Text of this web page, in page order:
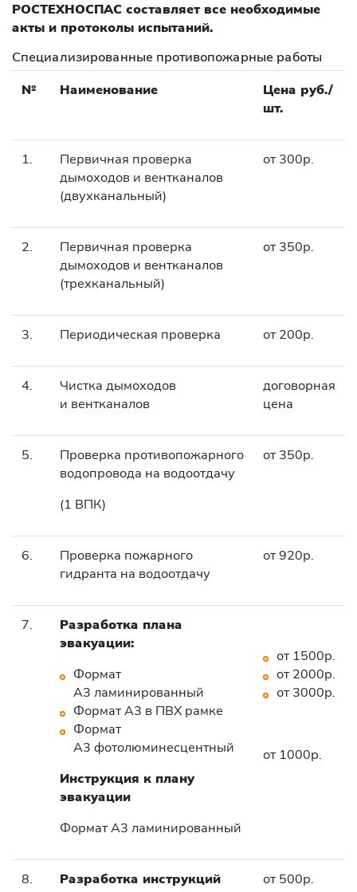
РОСТЕХНОСПАС составляет все необходимые
акты и протоколы испытаний.
Специализированные противопожарные работы
№ Наименование
Цена руб./
шт.
1.
Первичная проверка
дымоходов и вентканалов
(двухканальный)
от 300р.
2.
Первичная проверка
дымоходов и вентканалов
(трехканальный)
от 350р.
3. Периодическая проверка от 200р.
4.
Чистка дымоходов
и вентканалов
договорная
цена
5.
Проверка противопожарного
водопровода на водоотдачу
(1 ВПК)
от 350р.
6.
Проверка пожарного
гидранта на водоотдачу
от 920р.
7.
Разработка плана
эвакуации:
Формат
А3 ламинированный
Формат А3 в ПВХ рамке
Формат
А3 фотолюминесцентный
Инструкция к плану
эвакуации
Формат А3 ламинированный
от 1500р.
от 2000р.
от 3000р.
от 1000р.
8.
Разработка инструкций
от 500р.